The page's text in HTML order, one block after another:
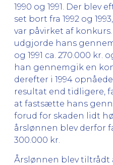
1990 og 1991. Der
set bort fra 1992 og
var påvirket af
udgjorde hans
og 1991 ca. 270.000 kr.
han gennemgik en
derefter i 1994
resultat end tidligere,
at fastsætte hans
forud for skaden lidt
årslønnen blev derfor
300.000 kr.
Årslønnen blev tiltrådt